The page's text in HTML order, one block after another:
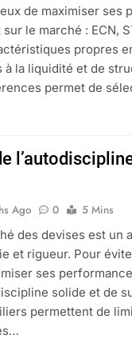
de maximiser ses
le marché : ECN,
propres
à la liquidité et de
permet de
Ago 0
5 Mins
des devises est un
et rigueur. Pour
ses
solide et de
permettent de